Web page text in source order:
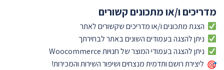
מדריכים ו/או מתכונים קשורים
הצגת מתכונים ו/או מדריכים שקשורים לאתר
ניתן להצגה בעמודים השונים באתר לבחירתך
ניתן להצגה בעמודי המוצר של חנויות Woocommerce
ליצירת רושם ותדמית מנצחים ושיפור השירות והמכירות!